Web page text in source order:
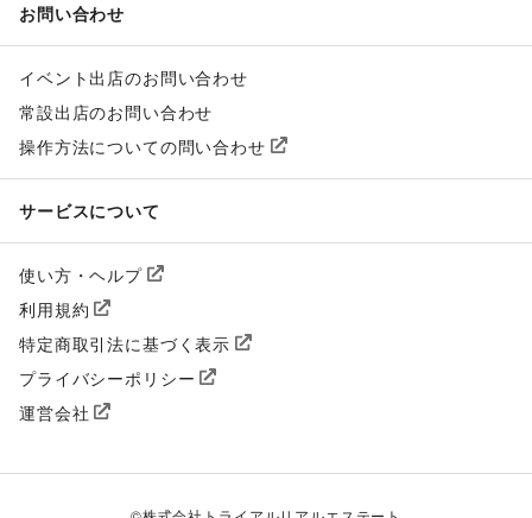
お問い合わせ
イベント出店のお問い合わせ
常設出店のお問い合わせ
操作方法についての問い合わせ
サービスについて
使い方・ヘルプ
利用規約
特定商取引法に基づく表示
プライバシーポリシー
運営会社